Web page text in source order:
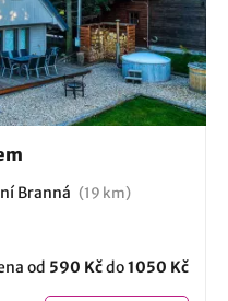
Branná (19 km)
od 590 Kčdo1050 Kč